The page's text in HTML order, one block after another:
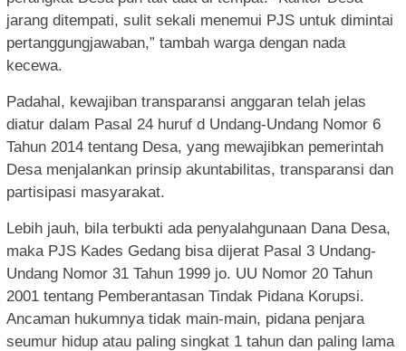
jarang ditempati, sulit sekali menemui PJS untuk dimintai
pertanggungjawaban,” tambah warga dengan nada
kecewa.
Padahal, kewajiban transparansi anggaran telah jelas
diatur dalam Pasal 24 huruf d Undang-Undang Nomor 6
Tahun 2014 tentang Desa, yang mewajibkan pemerintah
Desa menjalankan prinsip akuntabilitas, transparansi dan
partisipasi masyarakat.
Lebih jauh, bila terbukti ada penyalahgunaan Dana Desa,
maka PJS Kades Gedang bisa dijerat Pasal 3 Undang-
Undang Nomor 31 Tahun 1999 jo. UU Nomor 20 Tahun
2001 tentang Pemberantasan Tindak Pidana Korupsi.
Ancaman hukumnya tidak main-main, pidana penjara
seumur hidup atau paling singkat 1 tahun dan paling lama